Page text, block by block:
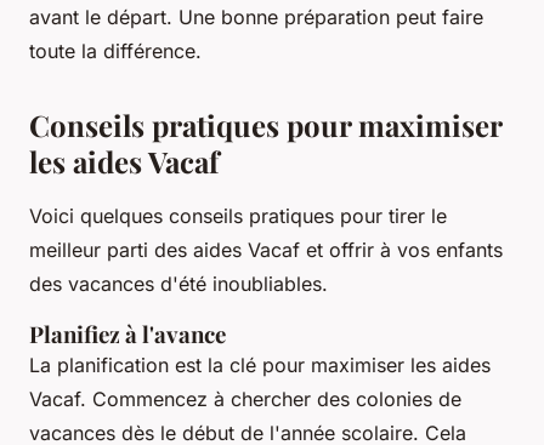
avant le départ. Une bonne préparation peut faire
toute la différence.
Conseils pratiques pour maximiser
les aides Vacaf
Voici quelques conseils pratiques pour tirer le
meilleur parti des aides Vacaf et offrir à vos enfants
des vacances d'été inoubliables.
Planifiez à l'avance
La planification est la clé pour maximiser les aides
Vacaf. Commencez à chercher des colonies de
vacances dès le début de l'année scolaire. Cela